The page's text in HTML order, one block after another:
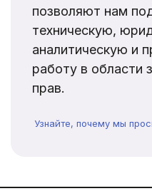
позволяют нам
техническую,
аналитическую и
работу в области
прав.
Узнайте, почему мы